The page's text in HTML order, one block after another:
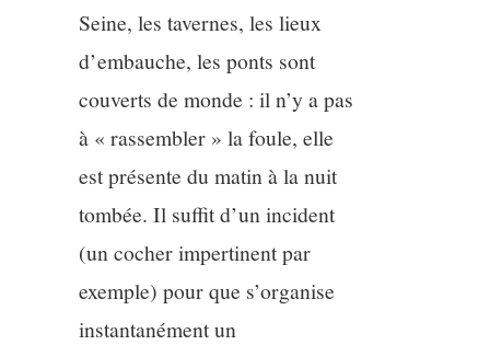
Seine, les tavernes, les lieux
d’embauche, les ponts sont
couverts de monde : il n’y a pas
à « rassembler » la foule, elle
est présente du matin à la nuit
tombée. Il suffit d’un incident
(un cocher impertinent par
exemple) pour que s’organise
instantanément un